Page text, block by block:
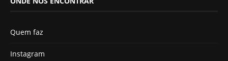
Quem faz
Instagram